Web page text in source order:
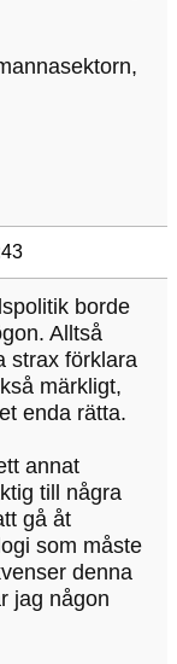
borde
Alltså
strax förklara
märkligt,
enda rätta.
annat
till några
gå åt
som måste
denna
jag någon